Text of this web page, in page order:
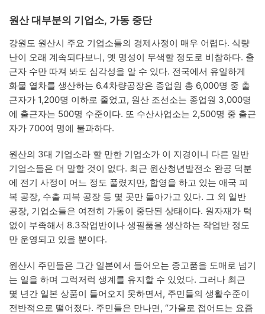
원산 대부분의 기업소, 가동 중단
강원도 원산시 주요 기업소들의 경제사정이 매우 어렵다. 식량
난이 오래 계속되다보니, 옛 명성이 무색할 정도로 비참하다. 출
근자 수만 따져 봐도 심각성을 알 수 있다. 전국에서 유일하게
화물 열차를 생산하는 6.4차량공장은 종업원 총 6,000명 중 출
근자가 1,200명 이하로 줄었고, 원산 조선소는 종업원 3,000명
에 출근자는 500명 수준이다. 또 수산사업소는 2,500명 중 출근
자가 700여 명에 불과하다.
원산의 3대 기업소라 할 만한 기업소가 이 지경이니 다른 일반
기업소들은 더 말할 것이 없다. 최근 원산청년발전소 완공 덕분
에 전기 사정이 어느 정도 풀렸지만, 합영을 하고 있는 애국 피
복 공장, 수출 피복 공장 등 몇 곳만 돌아가고 있다. 그 외 일반
공장, 기업소들은 여전히 가동이 중단된 상태이다. 원자재가 턱
없이 부족해서 8.3작업반이나 생필품을 생산하는 작업반 정도
만 운영되고 있을 뿐이다.
원산시 주민들은 그간 일본에서 들어오는 중고품을 도매로 넘기
는 일을 하며 그럭저럭 생계를 유지할 수 있었다. 그러나 최근
몇 년간 일본 상품이 들어오지 못하면서, 주민들의 생활수준이
전반적으로 떨어졌다. 주민들은 만나면, “가을로 접어드는 요즘